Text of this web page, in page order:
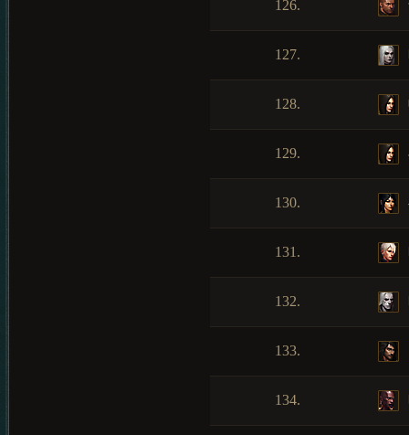
126.
127.
128.
129.
130.
131.
132.
133.
134.